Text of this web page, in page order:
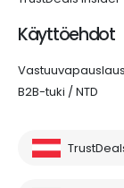
Käyttöehdot
B2B-tuki / NTD